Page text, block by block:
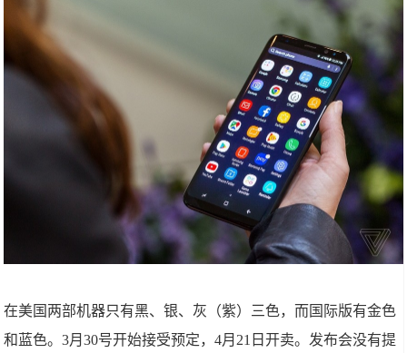
在美国两部机器只有黑、银、灰（紫）三色，而国际版有金色
和蓝色。3月30号开始接受预定，4月21日开卖。发布会没有提